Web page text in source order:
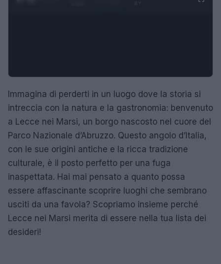
Immagina di perderti in un luogo dove la storia si
intreccia con la natura e la gastronomia: benvenuto
a Lecce nei Marsi, un borgo nascosto nel cuore del
Parco Nazionale d’Abruzzo. Questo angolo d’Italia,
con le sue origini antiche e la ricca tradizione
culturale, è il posto perfetto per una fuga
inaspettata. Hai mai pensato a quanto possa
essere affascinante scoprire luoghi che sembrano
usciti da una favola? Scopriamo insieme perché
Lecce nei Marsi merita di essere nella tua lista dei
desideri!